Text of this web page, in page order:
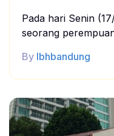
Pada hari Senin
seorang
By lbhbandung